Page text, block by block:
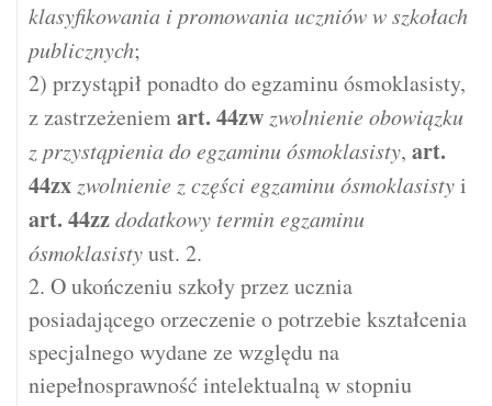
klasyfikowania i promowania uczniów w szkołach
publicznych;
2) przystąpił ponadto do egzaminu ósmoklasisty,
z zastrzeżeniemart. 44zw zwolnienie obowiązku
z przystąpienia do egzaminu ósmoklasisty, art.
44zx zwolnienie z części egzaminu ósmoklasistyi
art. 44zzdodatkowy termin egzaminu
ósmoklasistyust. 2.
2. O ukończeniu szkoły przez ucznia
posiadającego orzeczenie o potrzebie kształcenia
specjalnego wydane ze względu na
niepełnosprawność intelektualną w stopniu